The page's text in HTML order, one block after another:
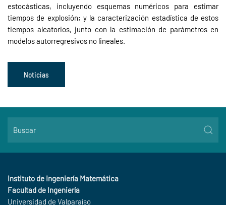
estocásticas, incluyendo esquemas numéricos para estimar
tiempos de explosión; y la caracterización estadística de estos
tiempos aleatorios, junto con la estimación de parámetros en
modelos autorregresivos no lineales.
Noticias
Instituto de Ingeniería Matemática
Facultad de Ingeniería
Universidad de Valparaíso